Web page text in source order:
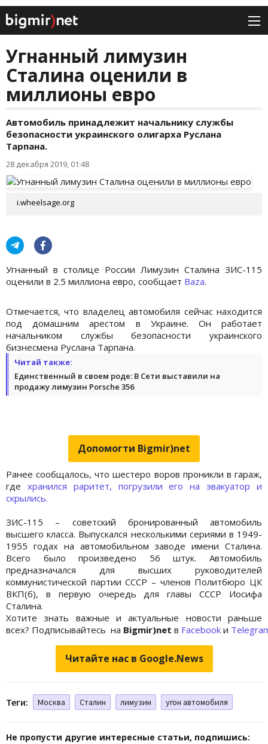
Угнанный лимузин
Сталина оценили в
миллионы евро
Автомобиль принадлежит начальнику службы
безопасности украинского олигарха Руслана
Тарпана.
28 декабря 2019, 01:48
i.wheelsage.org
Угнанный в столице России Лимузин Сталина ЗИС-115
оценили в 2.5 миллиона евро, сообщает Baza.
Отмечается, что владелец автомобиля сейчас находится
под домашним арестом в Украине. Он работает
начальником службы безопасности украинского
бизнесмена Руслана Тарпана.
Читай также:
Единственный в своем роде: В Сети выставили на
продажу лимузин Porsche 356
Допомогти Bigmir)net
Ранее сообщалось, что шестеро воров проникли в гараж,
где хранился раритет, погрузили его на эвакуатор и
скрылись.
ЗИС-115 – советский бронированный автомобиль
высшего класса. Выпускался несколькими сериями в 1949-
1955 годах на автомобильном заводе имени Сталина.
Всего было произведено 56 штук. Автомобиль
предназначался для высших руководителей
коммунистической партии СССР – членов Политбюро ЦК
ВКП(б), в первую очередь для главы СССР Иосифа
Сталина.
Хотите знать важные и актуальные новости раньше
всех? Подписывайтесь на Bigmir)net в Facebook и
Читайте нас в Google.News
Теги: Москва Сталин лимузин угон автомобиля
Не пропусти другие интересные статьи, подпишись: